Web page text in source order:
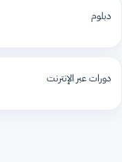
دبلوم
دورات عبر الإنترنت